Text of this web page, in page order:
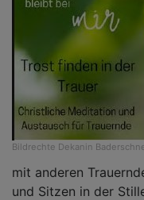
Bildrechte Dekanin
mit anderen
und Sitzen in der